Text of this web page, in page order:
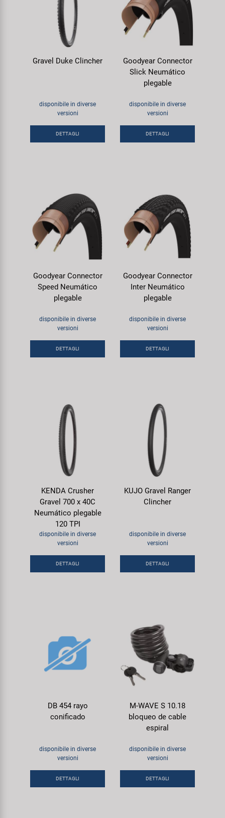
Gravel Duke Clincher
disponibile in diverse
versioni
DETTAGLI
Goodyear Connector
Slick Neumático
plegable
disponibile in diverse
versioni
DETTAGLI
Goodyear Connector
Speed Neumático
plegable
disponibile in diverse
versioni
DETTAGLI
Goodyear Connector
Inter Neumático
plegable
disponibile in diverse
versioni
DETTAGLI
KENDA Crusher
Gravel 700 x 40C
Neumático plegable
120 TPI
disponibile in diverse
versioni
DETTAGLI
KUJO Gravel Ranger
Clincher
disponibile in diverse
versioni
DETTAGLI
DB 454 rayo
conificado
disponibile in diverse
versioni
DETTAGLI
M-WAVE S 10.18
bloqueo de cable
espiral
disponibile in diverse
versioni
DETTAGLI